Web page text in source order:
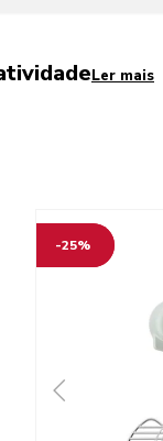
Ler mais
-25%